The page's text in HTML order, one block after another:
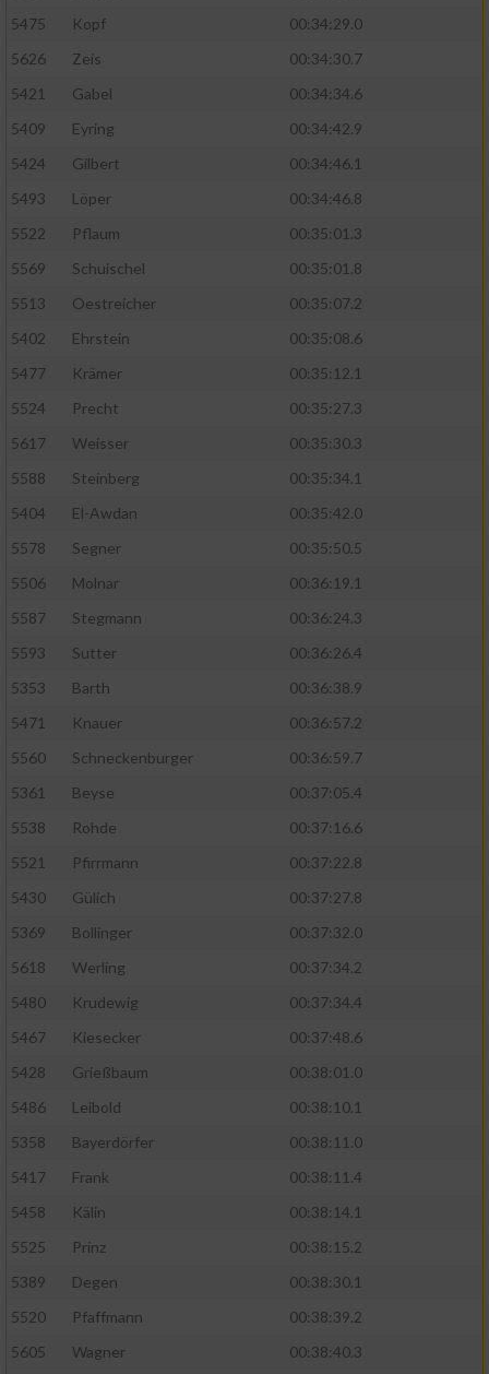
5475
Kopf
00:34:29.0
5626
Zeis
00:34:30.7
5421
Gabel
00:34:34.6
5409
Eyring
00:34:42.9
5424
Gilbert
00:34:46.1
5493
Löper
00:34:46.8
5522
Pflaum
00:35:01.3
5569
Schuischel
00:35:01.8
5513
Oestreicher
00:35:07.2
5402
Ehrstein
00:35:08.6
5477
Krämer
00:35:12.1
5524
Precht
00:35:27.3
5617
Weisser
00:35:30.3
5588
Steinberg
00:35:34.1
5404
El-Awdan
00:35:42.0
5578
Segner
00:35:50.5
5506
Molnar
00:36:19.1
5587
Stegmann
00:36:24.3
5593
Sutter
00:36:26.4
5353
Barth
00:36:38.9
5471
Knauer
00:36:57.2
5560
Schneckenburger
00:36:59.7
5361
Beyse
00:37:05.4
5538
Rohde
00:37:16.6
5521
Pfirrmann
00:37:22.8
5430
Gülich
00:37:27.8
5369
Bollinger
00:37:32.0
5618
Werling
00:37:34.2
5480
Krudewig
00:37:34.4
5467
Kiesecker
00:37:48.6
5428
Grießbaum
00:38:01.0
5486
Leibold
00:38:10.1
5358
Bayerdörfer
00:38:11.0
5417
Frank
00:38:11.4
5458
Kälin
00:38:14.1
5525
Prinz
00:38:15.2
5389
Degen
00:38:30.1
5520
Pfaffmann
00:38:39.2
5605
Wagner 00:38:40.3